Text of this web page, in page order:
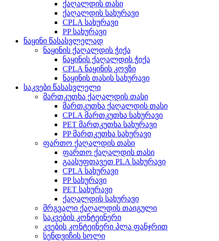
ქაღალდის თასი
ქაღალდის სახურავი
CPLA სახურავი
PP სახურავი
ნაყინი წასასვლელად
ნაყინის ქაღალდის ჭიქა
ნაყინის ქაღალდის ჭიქა
CPLA ნაყინის კოვზი
ნაყინის თასის სახურავი
საკვები წასასვლელი
მართკუთხა ქაღალდის თასი
მართკუთხა ქაღალდის თასი
CPLA მართკუთხა სახურავი
PET მართკუთხა სახურავი
PP მართკუთხა სახურავი
ფართო ქაღალდის თასი
ფართო ქაღალდის თასი
გაასუფთავეთ PLA სახურავი
CPLA სახურავი
PP სახურავი
PET სახურავი
ქაღალდის სახურავი
მრგვალი ქაღალდის თაიგული
საკვების კონტეინერი
კვების კონტეინერი პლა ფანჯრით
სენდვიჩის სოლი